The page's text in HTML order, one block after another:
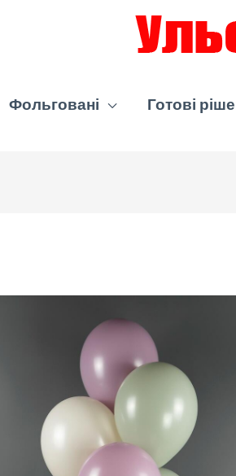
Фольговані Готові